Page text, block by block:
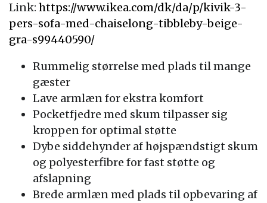
Link: https://www.ikea.com/dk/da/p/kivik-3-
pers-sofa-med-chaiselong-tibbleby-beige-
gra-s99440590/
Rummelig størrelse med plads til mange
gæster
Lave armlæn for ekstra komfort
Pocketfjedre med skum tilpasser sig
kroppen for optimal støtte
Dybe siddehynder af højspændstigt skum
og polyesterfibre for fast støtte og
afslapning
Brede armlæn med plads til opbevaring af